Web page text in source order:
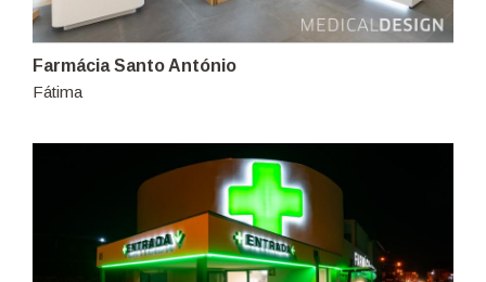
Farmácia Santo António
Fátima